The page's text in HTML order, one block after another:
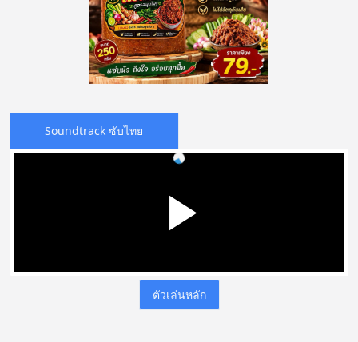
Soundtrack ซับไทย
ตัวเล่นหลัก